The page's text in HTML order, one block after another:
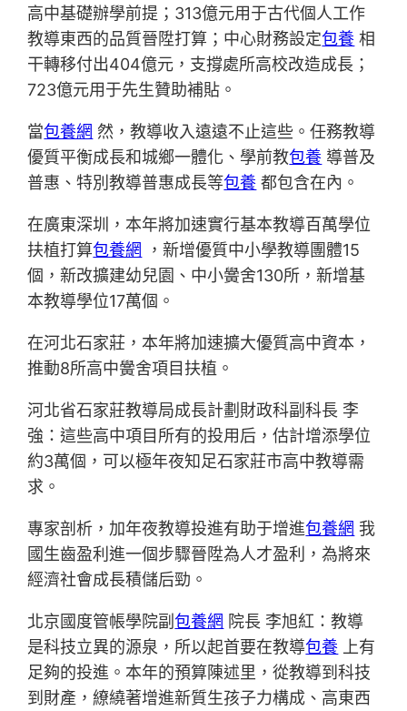
高中基礎辦學前提；313億元用于古代個人工作
教導東西的品質晉陞打算；中心財務設定包養 相
干轉移付出404億元，支撐處所高校改造成長；
723億元用于先生贊助補貼。
當包養網 然，教導收入遠遠不止這些。任務教導
優質平衡成長和城鄉一體化、學前教包養 導普及
普惠、特別教導普惠成長等包養 都包含在內。
在廣東深圳，本年將加速實行基本教導百萬學位
扶植打算包養網
，新增優質中小學教導團體15
個，新改擴建幼兒園、中小黌舍130所，新增基
本教導學位17萬個。
在河北石家莊，本年將加速擴大優質高中資本，
推動8所高中黌舍項目扶植。
河北省石家莊教導局成長計劃財政科副科長 李
強：這些高中項目所有的投用后，估計增添學位
約3萬個，可以極年夜知足石家莊市高中教導需
求。
專家剖析，加年夜教導投進有助于增進包養網 我
國生齒盈利進一個步驟晉陞為人才盈利，為將來
經濟社會成長積儲后勁。
北京國度管帳學院副包養網 院長 李旭紅：教導
是科技立異的源泉，所以起首要在教導包養 上有
足夠的投進。本年的預算陳述里，從教導到科技
到財產，繚繞著增進新質生孩子力構成、高東西